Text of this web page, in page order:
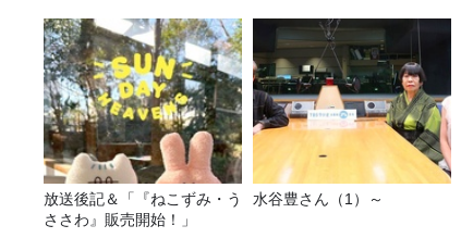
放送後記＆「『ねこずみ・う
ささわ』販売開始！」
水谷豊さん（1）～